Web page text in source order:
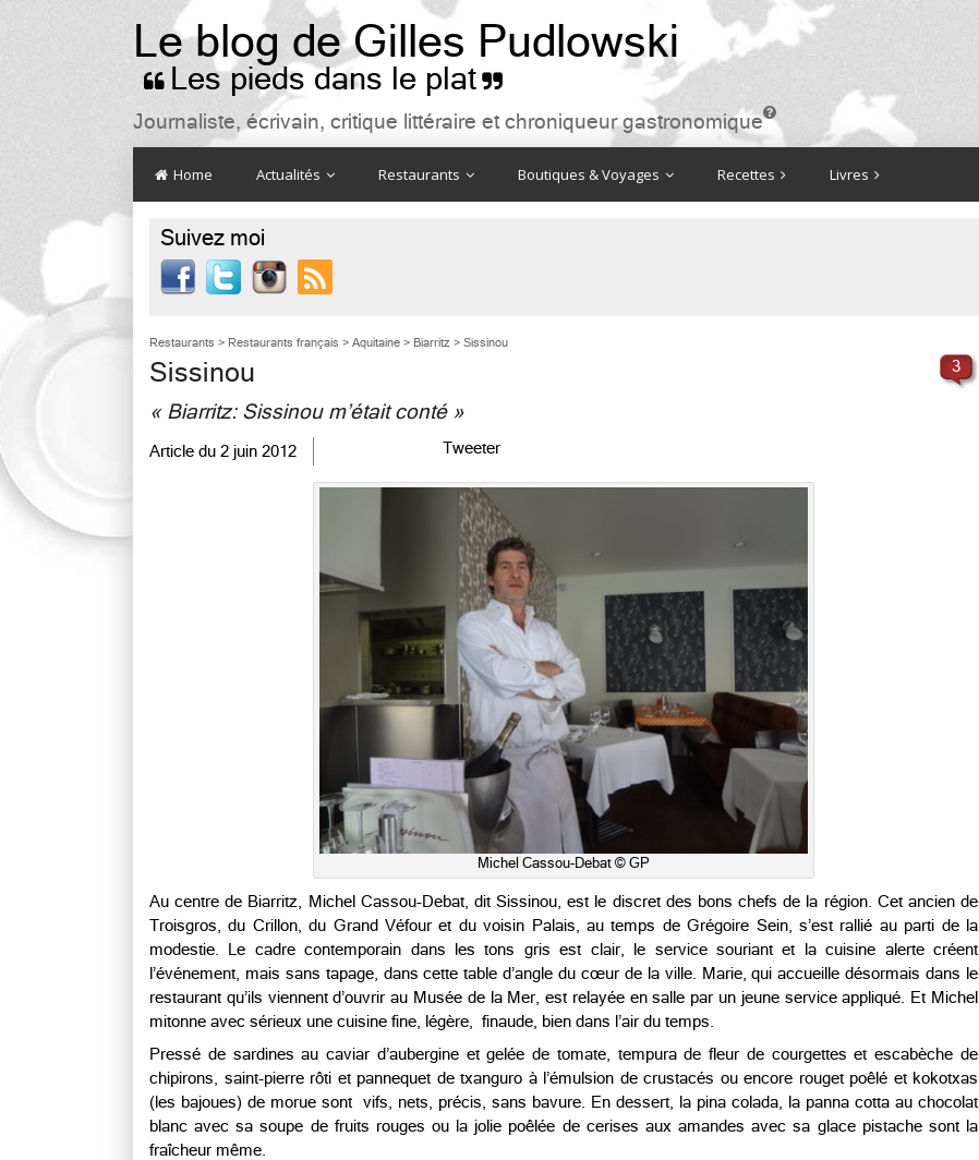
Le blog de Gilles Pudlowski
 Les pieds dans le plat 
Journaliste, écrivain, critique littéraire et chroniqueur gastronomique

Home Actualités Restaurants Boutiques & Voyages Recettes Livres
Suivez moi

Restaurants > Restaurants français > Aquitaine > Biarritz > Sissinou
3
Sissinou
« Biarritz: Sissinou m’était conté »
Article du 2 juin 2012 Tweeter
Michel Cassou-Debat © GP
Au centre de Biarritz, Michel Cassou-Debat, dit Sissinou, est le discret des bons chefs de la région. Cet ancien de
Troisgros, du Crillon, du Grand Véfour et du voisin Palais, au temps de Grégoire Sein, s’est rallié au parti de la
modestie. Le cadre contemporain dans les tons gris est clair, le service souriant et la cuisine alerte créent
l’événement, mais sans tapage, dans cette table d’angle du cœur de la ville. Marie, qui accueille désormais dans le
restaurant qu’ils viennent d’ouvrir au Musée de la Mer, est relayée en salle par un jeune service appliqué. Et Michel
mitonne avec sérieux une cuisine fine, légère, finaude, bien dans l’air du temps.
Pressé de sardines au caviar d’aubergine et gelée de tomate, tempura de fleur de courgettes et escabèche de
chipirons, saint-pierre rôti et pannequet de txanguro à l’émulsion de crustacés ou encore rouget poêlé et kokotxas
(les bajoues) de morue sont vifs, nets, précis, sans bavure. En dessert, la pina colada, la panna cotta au chocolat
blanc avec sa soupe de fruits rouges ou la jolie poêlée de cerises aux amandes avec sa glace pistache sont la
fraîcheur même.